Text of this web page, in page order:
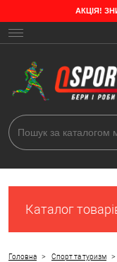
АКЦІЯ!
Каталог
Головна > Спорт та туризм >